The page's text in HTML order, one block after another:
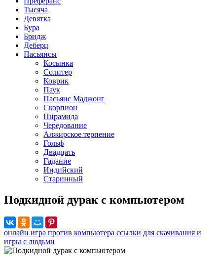
Тысяча
Девятка
Бура
Бридж
Деберц
Пасьянсы
Косынка
Солитер
Коврик
Паук
Пасьянс Маджонг
Скорпион
Пирамида
Чередование
Алжирское терпение
Гольф
Двадцать
Гадание
Индийский
Старинный
Подкидной дурак с компьютером
онлайн игра против компьютера ссылки для скачивания и
игры с людьми